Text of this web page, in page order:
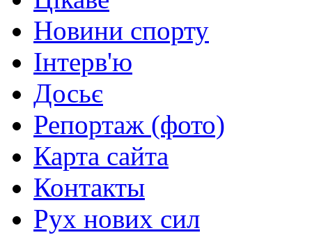
Новини спорту
Інтерв'ю
Досьє
Репортаж (фото)
Карта сайта
Контакты
Рух нових сил